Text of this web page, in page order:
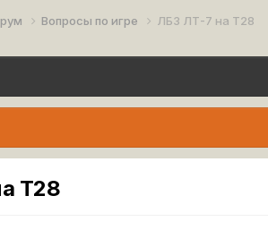
Вопросы по игре ЛБЗ ЛТ-7 на Т28
Т28